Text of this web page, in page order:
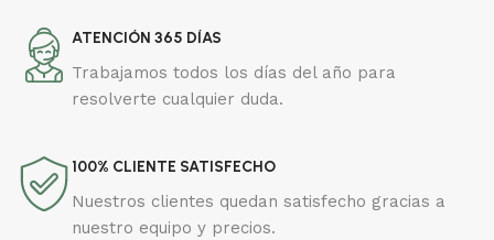
ATENCIÓN 365 DÍAS
Trabajamos todos los días del año para
resolverte cualquier duda.
100% CLIENTE SATISFECHO
Nuestros clientes quedan satisfecho gracias a
nuestro equipo y precios.